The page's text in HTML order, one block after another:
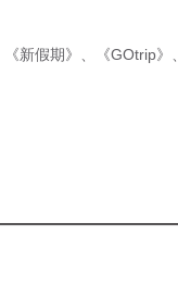
《新假期》 《GOtrip》